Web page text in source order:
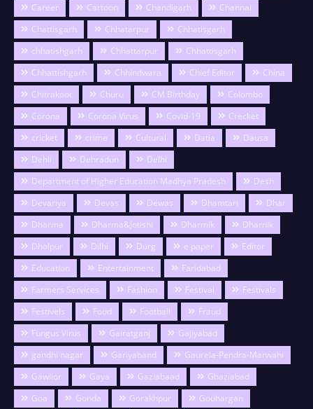
Career
Cartoon Chandigarh
Channai
Chattisgarh
Chhatarpur
Chhatisgarh
chhatishgarh
Chhattarpur
Chhattisgarh
Chhattishgarh
Chhindwara Chief Editor
China
Chitrakoot
Churu CM Birthday
Colombo
Corona
Corona Virus Covid-19
Crecket
cricket
crime Cultural Datia
Dausa
Dehli
Dehradun
Delhi
Department of Higher Education Madhya Pradesh
Desh
Devariya
Devas Dewas Dhamtari
Dhar
Dharma
Dharma&Jotishi Dharmik
Dharnik
Dholpur
Dilhi Durg e paper
Editor
Education
Entertainment
Faridabad
Farmers Services
Fashion Festival
Festivals
Festivels
Food Football
Fraud
Fungus Virus
Gairatganj
Gajiyabad
gandhi nagar
Gariyaband
Gaurela-Pendra-Marwahi
Gawlior
Gaya Gaziabaad
Ghaziabad
Goa
Gonda Gorakhpur
Gouhargan